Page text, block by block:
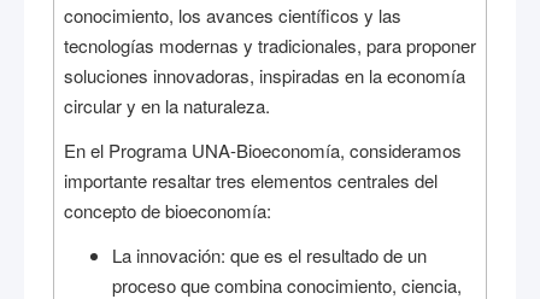
conocimiento, los avances científicos y las
tecnologías modernas y tradicionales, para proponer
soluciones innovadoras, inspiradas en la economía
circular y en la naturaleza.
En el Programa UNA-Bioeconomía, consideramos
importante resaltar tres elementos centrales del
concepto de bioeconomía:
La innovación: que es el resultado de un
proceso que combina conocimiento, ciencia,